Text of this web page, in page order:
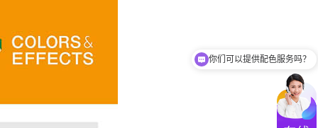
你们招代理商吗？